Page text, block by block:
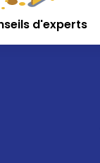
d'experts